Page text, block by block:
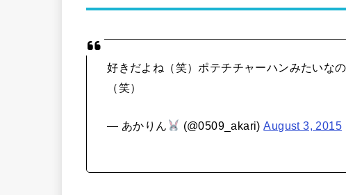
好きだよね（笑）ポテチチャーハンみたいな
（笑）
— あかりん (@0509_akari)August 3, 2015